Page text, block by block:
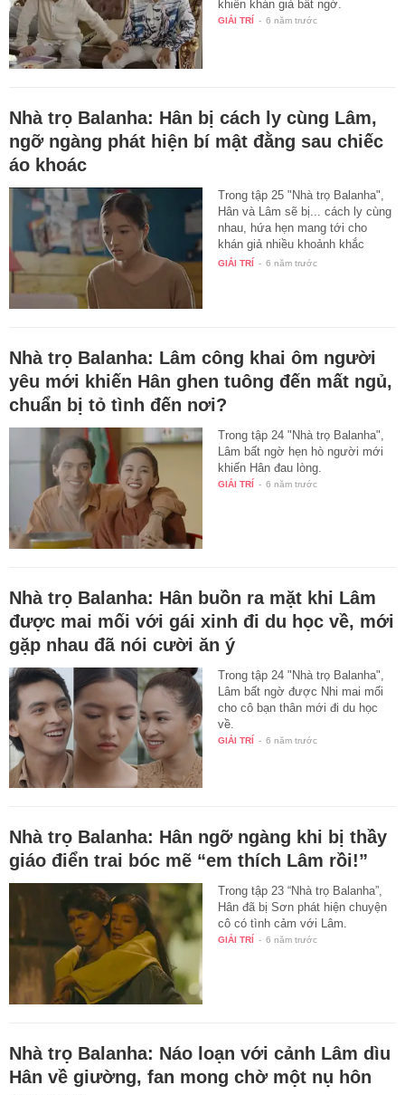
khiến khán giả bất ngờ.
GIẢI TRÍ - 6 năm trước
Nhà trọ Balanha: Hân bị cách ly cùng Lâm,
ngỡ ngàng phát hiện bí mật đằng sau chiếc
áo khoác
Trong tập 25 "Nhà trọ Balanha",
Hân và Lâm sẽ bị... cách ly cùng
nhau, hứa hẹn mang tới cho
khán giả nhiều khoảnh khắc
ngọt…
GIẢI TRÍ - 6 năm trước
Nhà trọ Balanha: Lâm công khai ôm người
yêu mới khiến Hân ghen tuông đến mất ngủ,
chuẩn bị tỏ tình đến nơi?
Trong tập 24 "Nhà trọ Balanha",
Lâm bất ngờ hẹn hò người mới
khiến Hân đau lòng.
GIẢI TRÍ - 6 năm trước
Nhà trọ Balanha: Hân buồn ra mặt khi Lâm
được mai mối với gái xinh đi du học về, mới
gặp nhau đã nói cười ăn ý
Trong tập 24 "Nhà trọ Balanha",
Lâm bất ngờ được Nhi mai mối
cho cô bạn thân mới đi du học
về.
GIẢI TRÍ - 6 năm trước
Nhà trọ Balanha: Hân ngỡ ngàng khi bị thầy
giáo điển trai bóc mẽ “em thích Lâm rồi!”
Trong tập 23 “Nhà trọ Balanha”,
Hân đã bị Sơn phát hiện chuyện
cô có tình cảm với Lâm.
GIẢI TRÍ - 6 năm trước
Nhà trọ Balanha: Náo loạn với cảnh Lâm dìu
Hân về giường, fan mong chờ một nụ hôn